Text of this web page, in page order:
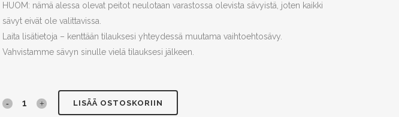
HUOM: nämä alessa olevat peitot neulotaan varastossa olevista sävyistä, joten kaikki
sävyt eivät ole valittavissa.
Laita lisätietoja – kenttään tilauksesi yhteydessä muutama vaihtoehtosävy.
Vahvistamme sävyn sinulle vielä tilauksesi jälkeen.
Pikkupeitto LISÄÄ OSTOSKORIIN